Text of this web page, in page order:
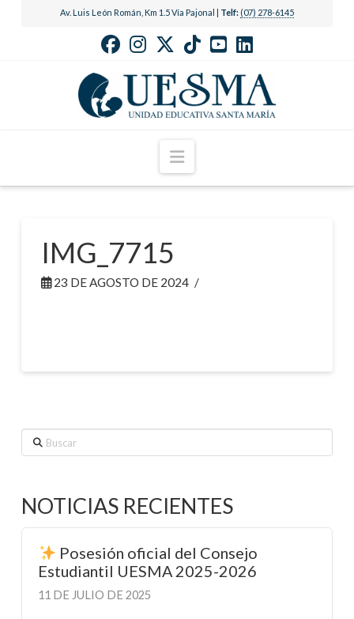
Av. Luis León Román, Km 1.5 Vía Pajonal | Telf: (07) 278-6145
Navigation
IMG_7715
23 DE AGOSTO DE 2024
Buscar
NOTICIAS RECIENTES
Posesión oficial del Consejo
Estudiantil UESMA 2025-2026
11 DE JULIO DE 2025